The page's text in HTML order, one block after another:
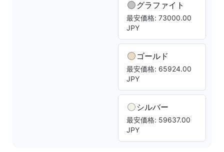
グラファイト
最安価格: 73000.00
JPY
ゴールド
最安価格: 65924.00
JPY
シルバー
最安価格: 59637.00
JPY